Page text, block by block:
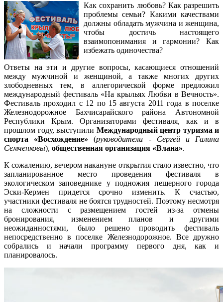
Как сохранить любовь? Как разрешить
проблемы семьи? Какими качествами
должны обладать мужчина и женщина,
чтобы достичь настоящего
взаимопонимания и гармонии? Как
избежать одиночества?
Ответы на эти и другие вопросы, касающиеся отношений
между мужчиной и женщиной, а также многих других
злободневных тем, в аллегорической форме предложил
международный фестиваль «На крыльях Любви в Вечность».
Фестиваль проходил с 12 по 15 августа 2011 года в поселке
Железнодорожное Бахчисарайского района Автономной
Республики Крым. Организаторами фестиваля, как и в
прошлом году, выступили Международный центр туризма и
спорта «Восхождение» (руководители - Сергей и Галина
Семченковы), общественная организация «Влана».
К сожалению, вечером накануне открытия стало известно, что
запланированное место проведения фестиваля в
экологическом заповеднике у подножия пещерного города
Эски-Кермен придется срочно изменить. К счастью,
участники фестиваля не боятся трудностей. Поэтому несмотря
на сложности с размещением гостей из-за отмены
бронирования, изменением планов и другими
неожиданностями, было решено проводить фестиваль
непосредственно в поселке Железнодорожное. Все дружно
собрались и начали программу первого дня, как и
планировалось.